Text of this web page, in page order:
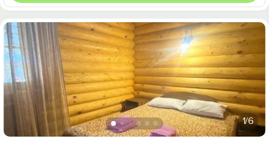
1/6